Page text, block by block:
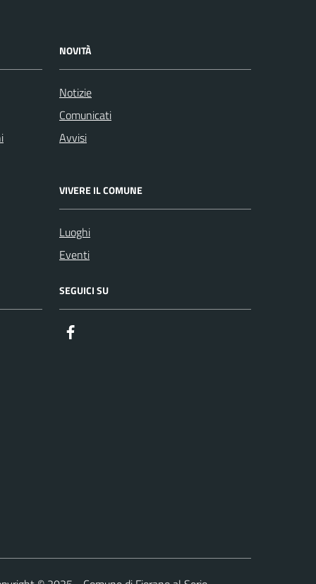
NOVITÀ
Notizie
Comunicati
Avvisi
VIVERE IL COMUNE
Luoghi
Eventi
SEGUICI SU